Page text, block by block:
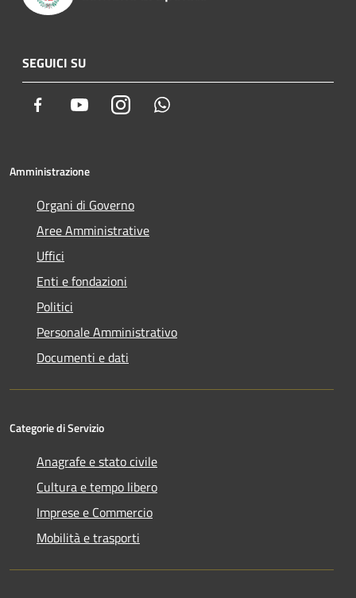
SEGUICI SU
Facebook YoutubeInstagram
Amministrazione
Organi di Governo
Aree Amministrative
Uffici
Enti e fondazioni
Politici
Personale Amministrativo
Documenti e dati
Categorie di Servizio
Anagrafe e stato civile
Cultura e tempo libero
Imprese e Commercio
Mobilità e trasporti